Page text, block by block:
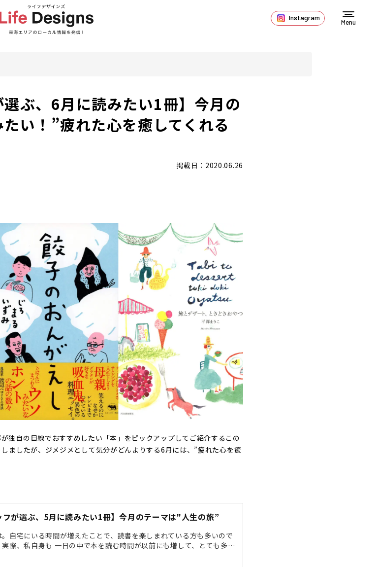
Instagram
Menu
選ぶ、6月に読みたい1冊】今月の
い！”疲れた心を癒してくれる
掲載日：2020.06.26
独自の目線でおすすめしたい「本」をピックアップしてご紹介するこの
ましたが、ジメジメとして気分がどんよりする6月には、”疲れた心を癒
フが選ぶ、5月に読みたい1冊】今月のテーマは"人生の旅”
自宅にいる時間が増えたことで、読書を楽しまれている方も多いので
際、私自身も 一日の中で本を読む時間が以前にも増して、とても多く